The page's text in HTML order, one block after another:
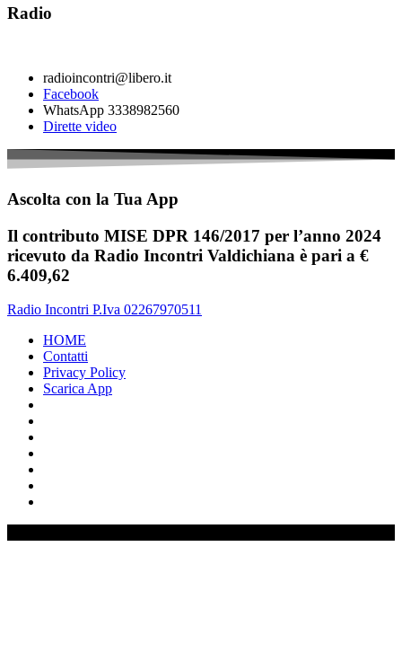
Radio
radioincontri@libero.it
Facebook
WhatsApp 3338982560
Dirette video
Ascolta con la Tua App
Il contributo MISE DPR 146/2017 per l’anno 2024
ricevuto da Radio Incontri Valdichiana è pari a €
6.409,62
Radio Incontri P.Iva 02267970511
HOME
Contatti
Privacy Policy
Scarica App